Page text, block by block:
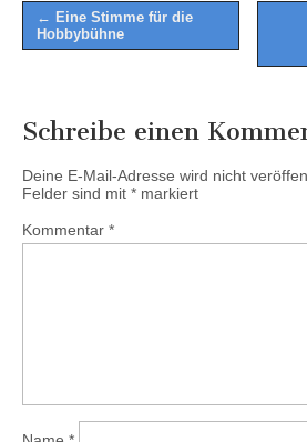
Post
navigation
← Eine Stimme für die
Hobbybühne
Schreibe einen
Deine E-Mail-Adresse wird nicht
Felder sind mit * markiert
Kommentar *